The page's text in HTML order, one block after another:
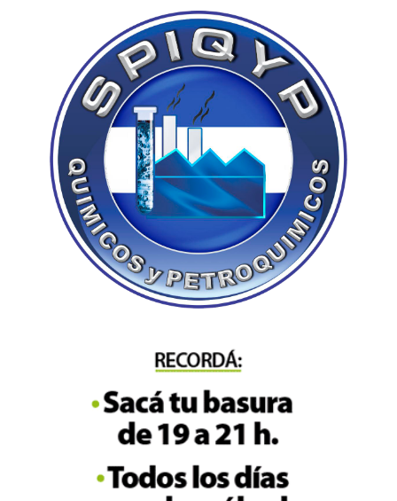
“El gobierno porteño busca potenciar
intermodalidaddel transporte en la Ciudad,
gracias a que la T1 del Trambus tendrá
conexiones con cinco líneas de subte (A, B, D, E
y H) y con cinco estaciones de los ferrocarriles
Mitre, Belgrano, San Martín y Sarmiento”, afirmó
el ministro de Movilidad e Infraestructura
porteño, ingeniero Pablo Bereciartua.
Movilidad para 3,6 millones de
En la Ciudad de Buenos Aires se mueven
alrededor de 3,6 millones de personas
diariamente, de los cuales el 47 % lo hace en
transporte público. Se supone que habrá, en esta
. Las paradas estarán cada 500 metros